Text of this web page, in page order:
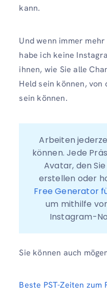
kann.
Und wenn immer
habe ich keine
ihnen, wie Sie alle
Held sein können, von
sein können.
Arbeiten
können. Jede
Avatar, den
Free Generator
um mithilfe
Instagram-
Sie können auch
Beste PST-Zeiten zum